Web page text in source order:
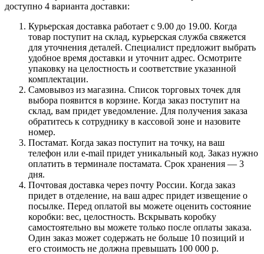
доступно 4 варианта доставки:
Курьерская доставка работает с 9.00 до 19.00. Когда
товар поступит на склад, курьерская служба свяжется
для уточнения деталей. Специалист предложит выбрать
удобное время доставки и уточнит адрес. Осмотрите
упаковку на целостность и соответствие указанной
комплектации.
Самовывоз из магазина. Список торговых точек для
выбора появится в корзине. Когда заказ поступит на
склад, вам придет уведомление. Для получения заказа
обратитесь к сотруднику в кассовой зоне и назовите
номер.
Постамат. Когда заказ поступит на точку, на ваш
телефон или e-mail придет уникальный код. Заказ нужно
оплатить в терминале постамата. Срок хранения — 3
дня.
Почтовая доставка через почту России. Когда заказ
придет в отделение, на ваш адрес придет извещение о
посылке. Перед оплатой вы можете оценить состояние
коробки: вес, целостность. Вскрывать коробку
самостоятельно вы можете только после оплаты заказа.
Один заказ может содержать не больше 10 позиций и
его стоимость не должна превышать 100 000 р.